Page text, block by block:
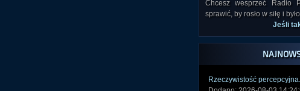
Jeśli
Rzeczywistość